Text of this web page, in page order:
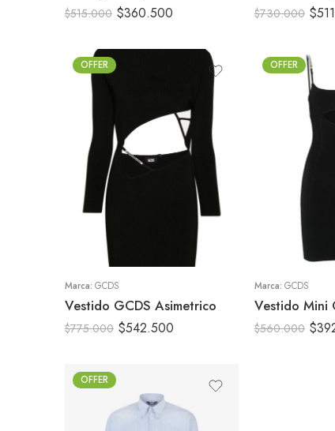
$515.000 $360.500 $730.000 $
OFFER
Marca: GCDS
Vestido GCDS Asimetrico
$775.000 $542.500
S
M
OFFER
Marca: GCDS
$560.000 $
OFFER